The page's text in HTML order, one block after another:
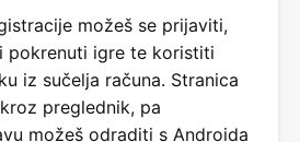
možeš se prijaviti,
pokrenuti igre te koristiti
iz sučelja računa. Stranica
preglednik, pa
možeš odraditi s Androida